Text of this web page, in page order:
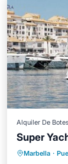
Alquiler De Botes
Super
Marbella ·